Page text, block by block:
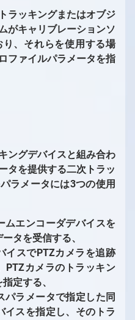
ラッキングまたはオブジ
がキャリブレーションソ
、それらを使用する場
ファイルパラメータを指
ングデバイスと組み合わ
タを提供する二次トラッ
ラメータには3つの使用
ムエンコーダデバイスを
タを受信する、
イスでPTZカメラを追跡
PTZカメラのトラッキン
定する、
パラメータで指定した同
イスを指定し、そのトラ